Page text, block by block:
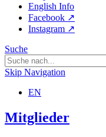
English Info
Facebook ↗︎
Instagram ↗︎
Suche
Skip Navigation
EN
Mitglieder